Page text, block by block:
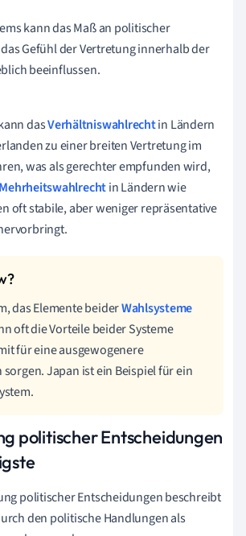
kann das Maß an politischer
Gefühl der Vertretung innerhalb der
beeinflussen.
dasVerhältniswahlrechtin Ländern
zu einer breiten Vertretung im
was als gerechter empfunden wird,
Mehrheitswahlrechtin Ländern wie
oft stabile, aber weniger repräsentative
das Elemente beiderWahlsysteme
oft die Vorteile beider Systeme
für eine ausgewogenere
Japan ist ein Beispiel für ein
politischer Entscheidungen
politischer Entscheidungen beschreibt
den politische Handlungen als